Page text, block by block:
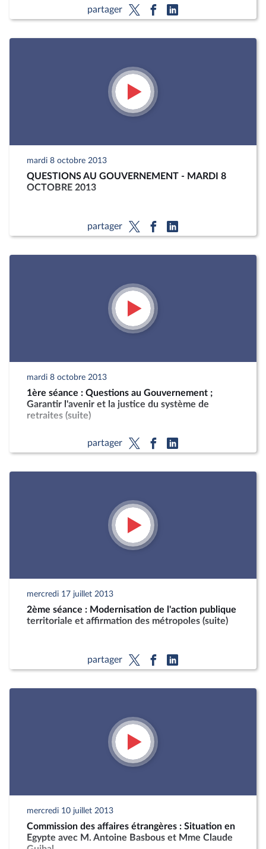
partager
mardi 8 octobre 2013
QUESTIONS AU GOUVERNEMENT - MARDI 8
OCTOBRE 2013
partager
mardi 8 octobre 2013
1ère séance : Questions au Gouvernement ;
Garantir l'avenir et la justice du système de
retraites (suite)
partager
mercredi 17 juillet 2013
2ème séance : Modernisation de l'action publique
territoriale et affirmation des métropoles (suite)
partager
mercredi 10 juillet 2013
Commission des affaires étrangères : Situation en
Egypte avec M. Antoine Basbous et Mme Claude